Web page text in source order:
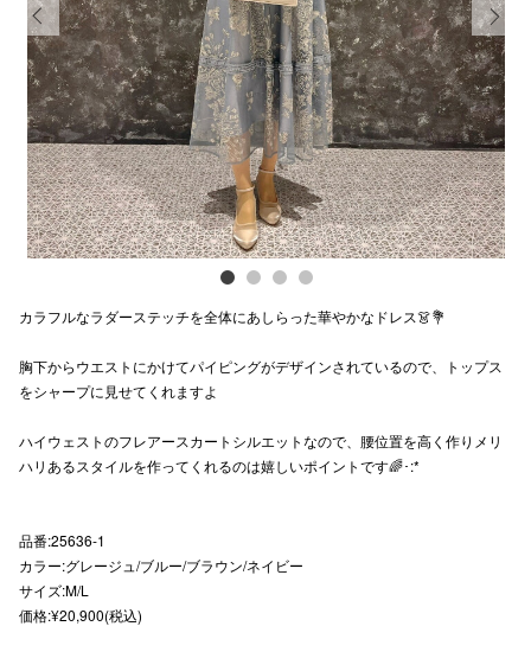
Previous Next
カラフルなラダーステッチを全体にあしらった華やかなドレス👗💐
胸下からウエストにかけてパイピングがデザインされているので、トップス
をシャープに見せてくれますよ
ハイウェストのフレアースカートシルエットなので、腰位置を高く作りメリ
ハリあるスタイルを作ってくれるのは嬉しいポイントです🌈･:*
品番:25636-1
カラー:グレージュ/ブルー/ブラウン/ネイビー
サイズ:M/L
価格:¥20,900(税込)
アクセ
スタッ
電話で
公式SNS
お問い合わせ
利用規約